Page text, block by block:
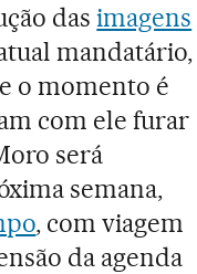
dasimagens
mandatário,
o momento é
com ele furar
será
semana,
, com viagem
da agenda